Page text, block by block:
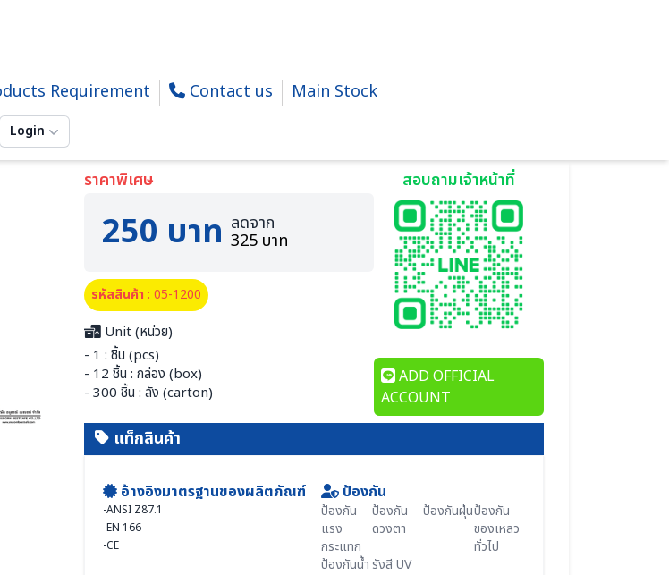
Requirement Contact us Main Stock
Login
มสะอาดเลนส์
ส # BESTSAFE
ราคาพิเศษ
250 บาท ลดจาก
325 บาท
รหัสสินค้า : 05-1200
Unit (หน่วย)
- 1 : ชิ้น (pcs)
- 12 ชิ้น : กล่อง (box)
- 300 ชิ้น : ลัง (carton)
สอบถามเจ้าหน้าที่
ADD OFFICIAL
ACCOUNT
แท็กสินค้า
อ้างอิงมาตรฐานของผลิตภัณฑ์
-ANSI Z87.1
-EN 166
-CE
ป้องกัน
ป้องกัน
แรง
กระแทก
ป้องกัน
ดวงตา
ป้องกันฝุ่นป้องกัน
ของเหลว
ทั่วไป
ป้องกันน้ำ รังสี UV